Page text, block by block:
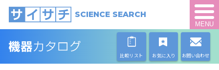
SCIENCE SEARCH
MENU
比較リスト お気に入り お問い合わせ